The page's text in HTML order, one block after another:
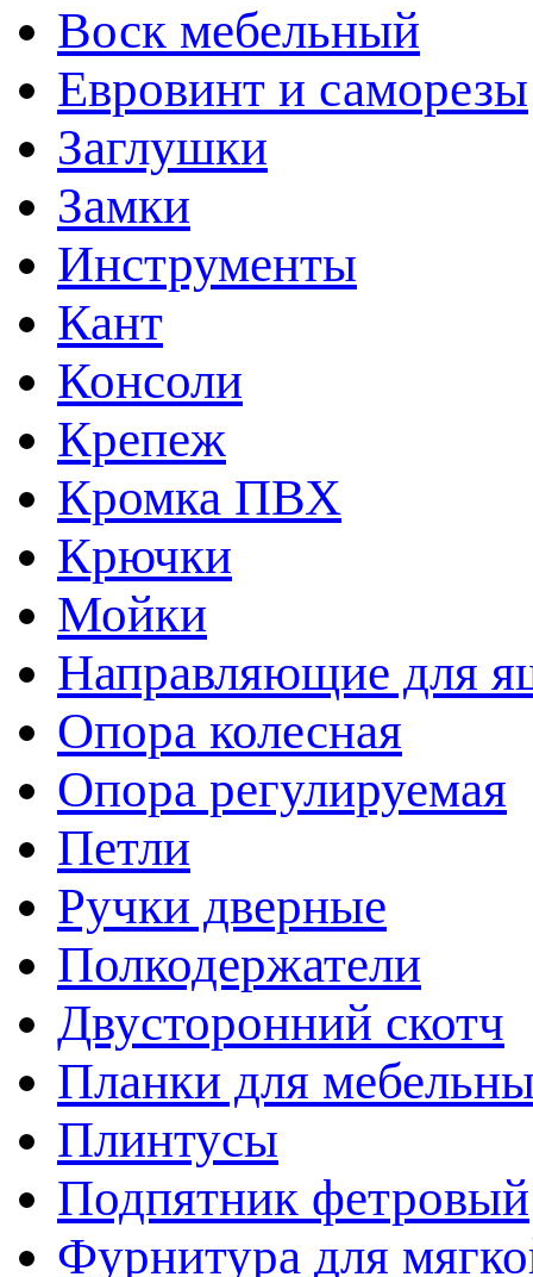
Воск мебельный
Евровинт и саморезы
Заглушки
Замки
Инструменты
Кант
Консоли
Крепеж
Кромка ПВХ
Крючки
Мойки
Направляющие для
Опора колесная
Опора регулируемая
Петли
Ручки дверные
Полкодержатели
Двусторонний скотч
Планки для
Плинтусы
Подпятник фетровый
Фурнитура для